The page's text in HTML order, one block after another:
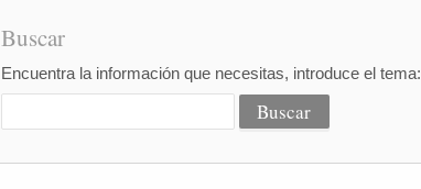
Buscar
Encuentra la información que necesitas, introduce el tema: